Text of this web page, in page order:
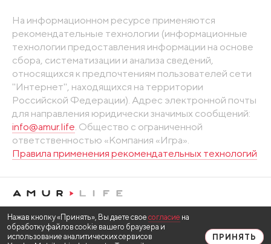
На информационном ресурсе применяются
рекомендательные технологии (информационные
технологии предоставления информации на основе
сбора, систематизации и анализа сведений,
относящихся к предпочтениям пользователей сети
"Интернет", находящихся на территории
Российской Федерации). Адрес электронной почты
для направления юридически значимых сообщений:
info@amur.life . Общество с ограниченной
ответственностью «Компания «Игра».
Правила применения рекомендательных технологий
Нажав кнопку «Принять», Вы даете свое согласие на
обработку файлов cookie вашего браузера и
использование аналитических сервисов
ПРИНЯТЬ